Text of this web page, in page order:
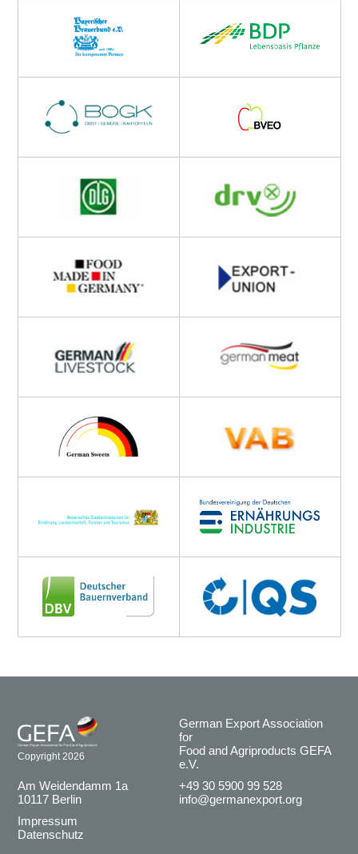
Copyright 2026
German Export Association
for
Food and Agriproducts GEFA
e.V.
Am Weidendamm 1a
10117 Berlin
+49 30 5900 99 528
info@germanexport.org
Impressum
Datenschutz